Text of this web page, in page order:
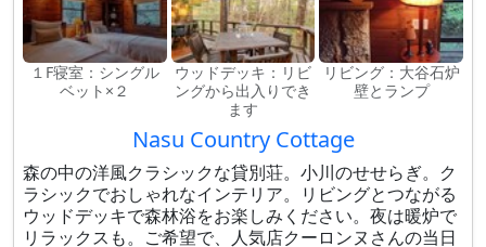
１F寝室：シングル
ベット×２
ウッドデッキ：リビ
ングから出入りでき
ます
リビング：大谷石炉
壁とランプ
Nasu Country Cottage
森の中の洋風クラシックな貸別荘。小川のせせらぎ。ク
ラシックでおしゃれなインテリア。リビングとつながる
ウッドデッキで森林浴をお楽しみください。夜は暖炉で
リラックスも。ご希望で、人気店クーロンヌさんの当日